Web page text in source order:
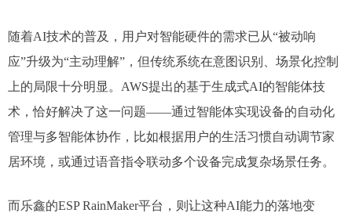
随着AI技术的普及，用户对智能硬件的需求已从“被动响
应”升级为“主动理解”，但传统系统在意图识别、场景化控制
上的局限十分明显。AWS提出的基于生成式AI的智能体技
术，恰好解决了这一问题——通过智能体实现设备的自动化
管理与多智能体协作，比如根据用户的生活习惯自动调节家
居环境，或通过语音指令联动多个设备完成复杂场景任务。
而乐鑫的ESP RainMaker平台，则让这种AI能力的落地变